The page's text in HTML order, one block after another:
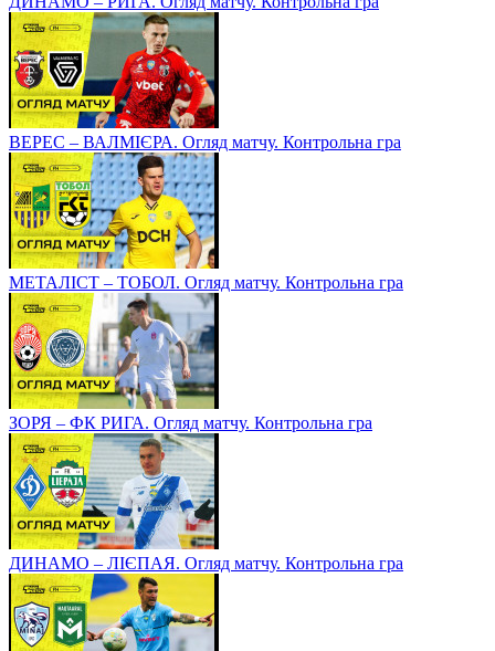
ВЕРЕС – ВАЛМІЄРА. Огляд матчу. Контрольна гра
МЕТАЛІСТ – ТОБОЛ. Огляд матчу. Контрольна гра
ЗОРЯ – ФК РИГА. Огляд матчу. Контрольна гра
ДИНАМО – ЛІЄПАЯ. Огляд матчу. Контрольна гра